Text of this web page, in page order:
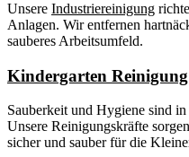
Unsere Industriereinigung
Anlagen. Wir entfernen
sauberes Arbeitsumfeld.
Kindergarten Reinigung
Sauberkeit und Hygiene sind
Unsere Reinigungskräfte
sicher und sauber für die